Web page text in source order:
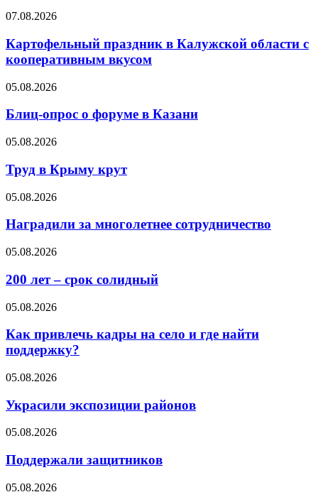
07.08.2026
Картофельный праздник в Калужской области с
кооперативным вкусом
05.08.2026
Блиц-опрос о форуме в Казани
05.08.2026
Труд в Крыму крут
05.08.2026
Наградили за многолетнее сотрудничество
05.08.2026
200 лет – срок солидный
05.08.2026
Как привлечь кадры на село и где найти
поддержку?
05.08.2026
Украсили экспозиции районов
05.08.2026
Поддержали защитников
05.08.2026